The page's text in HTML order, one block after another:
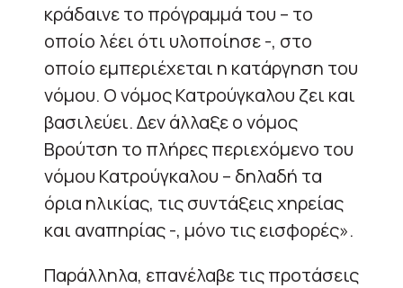
κράδαινε το πρόγραμμά του – το
οποίο λέει ότι υλοποίησε -, στο
οποίο εμπεριέχεται η κατάργηση του
νόμου. Ο νόμος Κατρούγκαλου ζει και
βασιλεύει. Δεν άλλαξε ο νόμος
Βρούτση το πλήρες περιεχόμενο του
νόμου Κατρούγκαλου – δηλαδή τα
όρια ηλικίας, τις συντάξεις χηρείας
και αναπηρίας -, μόνο τις εισφορές».
Παράλληλα, επανέλαβε τις προτάσεις